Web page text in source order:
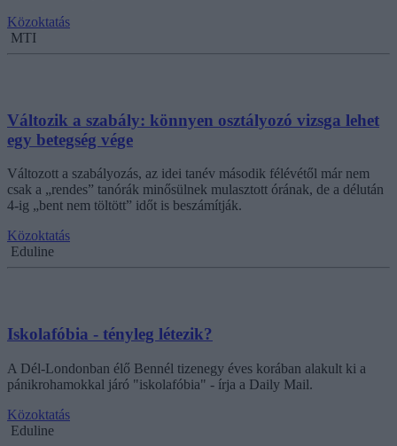
Közoktatás
MTI
Változik a szabály: könnyen osztályozó vizsga lehet
egy betegség vége
Változott a szabályozás, az idei tanév második félévétől már nem
csak a „rendes” tanórák minősülnek mulasztott órának, de a délután
4-ig „bent nem töltött” időt is beszámítják.
Közoktatás
Eduline
Iskolafóbia - tényleg létezik?
A Dél-Londonban élő Bennél tizenegy éves korában alakult ki a
pánikrohamokkal járó "iskolafóbia" - írja a Daily Mail.
Közoktatás
Eduline